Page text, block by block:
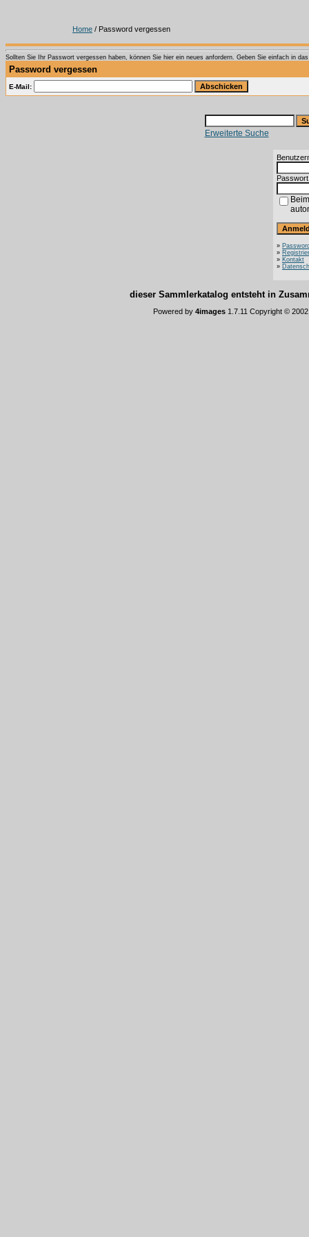
Home / Password vergessen
Sollten Sie Ihr Passwort vergessen haben, können Sie hier ein neues anfordern. Geben Sie einfach in
Password vergessen
E-Mail:
Erweiterte Suche
»
»
» Kontakt
»
dieser Sammlerkatalog entsteht in
Powered by 4images 1.7.11 Copyright ©